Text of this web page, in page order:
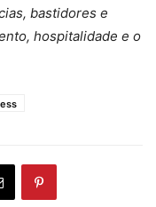
bastidores e
hospitalidade e o